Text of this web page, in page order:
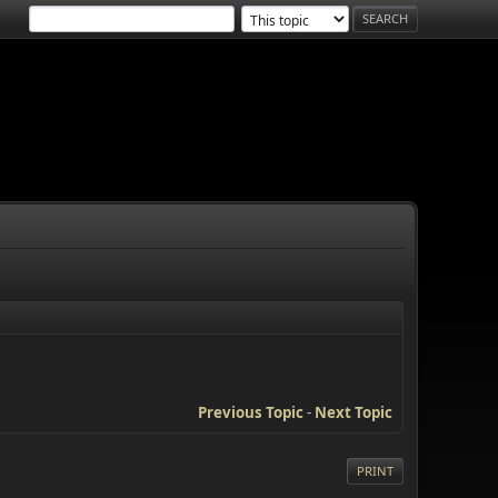
Previous Topic- Next Topic
PRINT